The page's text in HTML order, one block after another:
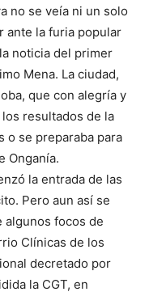
no se veía ni un solo
ante la furia popular
noticia del primer
Mena. La ciudad,
que con alegría y
resultados de la
o se preparaba para
Onganía.
la entrada de las
Pero aun así se
algunos focos de
Clínicas de los
decretado por
la CGT, en